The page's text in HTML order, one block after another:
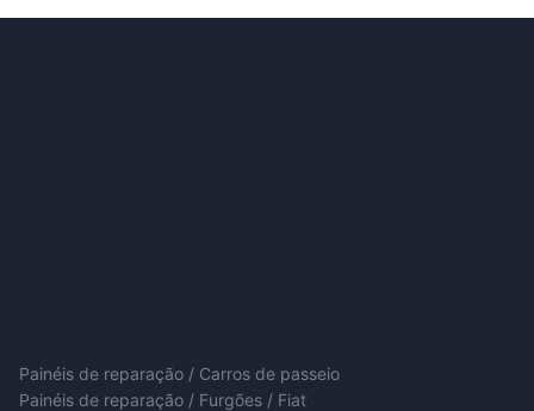
Painéis de reparação / Carros de passeio
Painéis de reparação / Furgões / Fiat